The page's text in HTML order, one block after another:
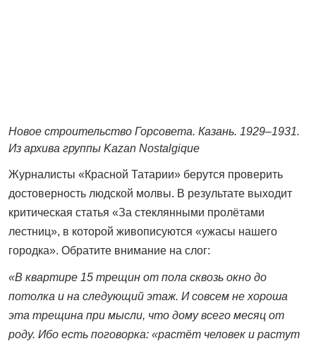
Новое строительство Горсовета. Казань. 1929–1931.
Из архива группы Kazan Nostalgique
Журналисты «Красной Татарии» берутся проверить
достоверность людской молвы. В результате выходит
критическая статья «За стеклянными пролётами
лестниц», в которой живописуются «ужасы нашего
городка». Обратите внимание на слог:
«В квартире 15 трещин от пола сквозь окно до
потолка и на следующий этаж. И совсем не хороша
эта трещина при мысли, что дому всего месяц от
роду. Ибо есть поговорка: «растёт человек и растут